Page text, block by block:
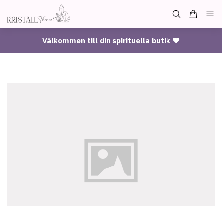
Välkommen till din spirituella butik ♥